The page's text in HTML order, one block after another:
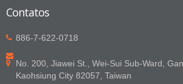
Contatos
886-7-622-0718
No. 200, Jiawei St., Wei-Sui Sub-Ward,
Kaohsiung City 82057, Taiwan